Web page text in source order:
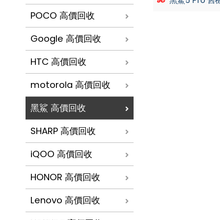
POCO 高價回收
Google 高價回收
HTC 高價回收
motorola 高價回收
黑鯊 高價回收
SHARP 高價回收
iQOO 高價回收
HONOR 高價回收
Lenovo 高價回收